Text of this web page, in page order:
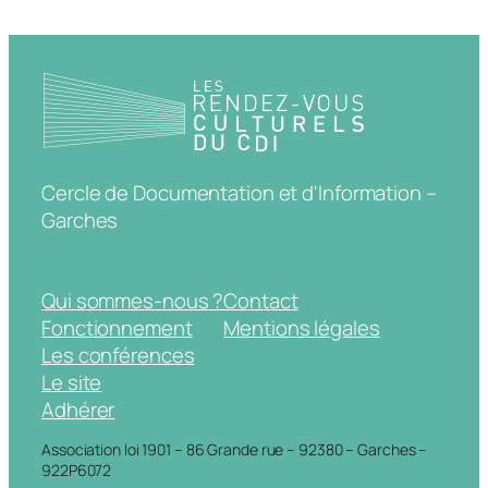
Cercle de Documentation et d'Information –
Garches
Qui sommes-nous ?
Fonctionnement
Les conférences
Le site
Adhérer
Contact
Mentions légales
Association loi 1901 – 86 Grande rue – 92380 – Garches –
922P6072